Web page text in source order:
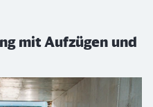
mit Aufzügen und